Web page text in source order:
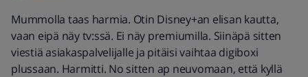
Mummolla taas harmia. Otin Disney+an elisan kautta,
vaan eipä näy tv:ssä. Ei näy premiumilla. Siinäpä sitten
viestiä asiakaspalvelijalle ja pitäisi vaihtaa digiboxi
plussaan. Harmitti. No sitten ap neuvomaan, että kyllä